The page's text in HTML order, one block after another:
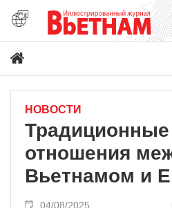
НОВОСТИ
отношения
Вьетнамом и
04/08/2025